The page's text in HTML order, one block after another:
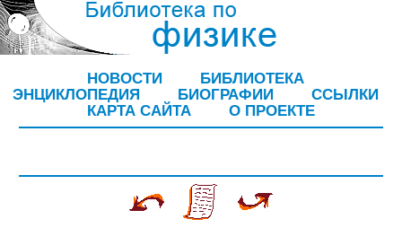
НОВОСТИ
БИБЛИОТЕКА
ЭНЦИКЛОПЕДИЯ
БИОГРАФИИ
ССЫЛКИ
КАРТА САЙТА
О ПРОЕКТЕ